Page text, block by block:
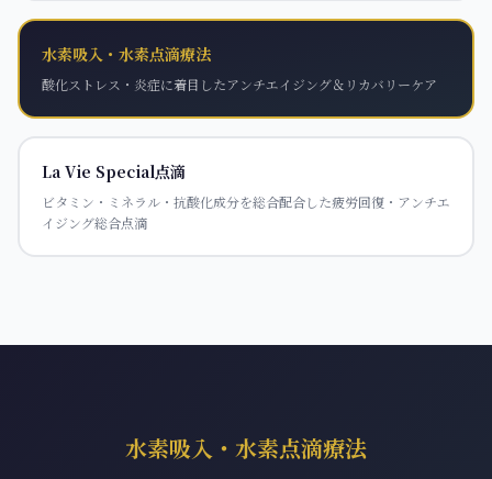
水素吸入・水素点滴療法
酸化ストレス・炎症に着目したアンチエイジング＆リカバリーケア
La Vie Special点滴
ビタミン・ミネラル・抗酸化成分を総合配合した疲労回復・アンチエ
イジング総合点滴
水素吸入・水素点滴療法